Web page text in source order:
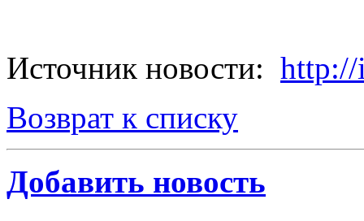
Источник новости:
Возврат к списку
Добавить новость